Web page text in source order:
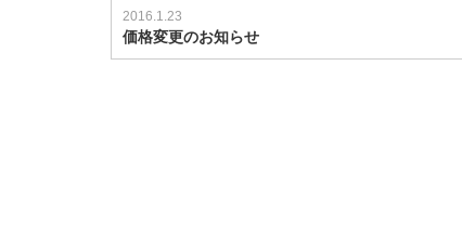
2016.1.23
価格変更のお知らせ